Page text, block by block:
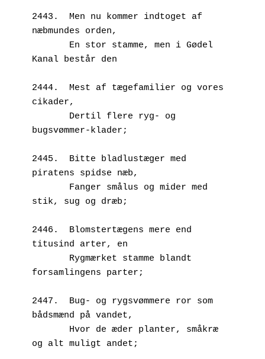
2443.  Men nu kommer indtoget af
næbmundes orden,
Kanal består den
2444.  Mest af tægefamilier og vores
cikader,
bugsvømmer-klader;
2445.  Bitte bladlustæger med
piratens spidse næb,
stik, sug og dræb;
2446.  Blomstertægens mere end
titusind arter, en
forsamlingens parter;
2447.  Bug- og rygsvømmere ror som
bådsmænd på vandet,
og alt muligt andet;